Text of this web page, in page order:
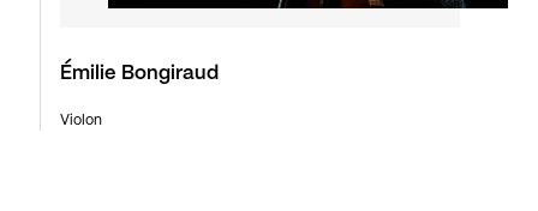
Émilie Bongiraud
Violon